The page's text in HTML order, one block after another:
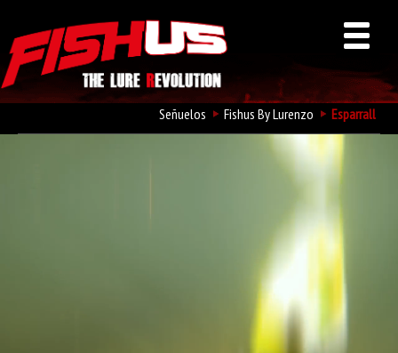
Señuelos Fishus By Lurenzo Esparrall